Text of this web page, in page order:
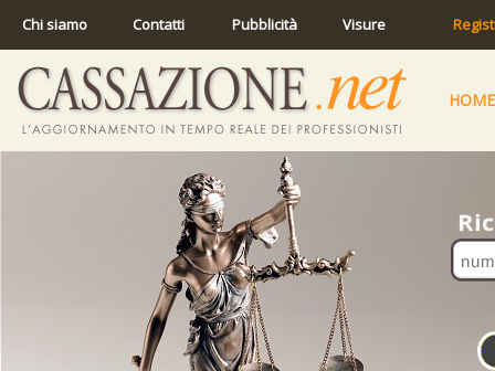
Chi siamo Contatti Pubblicità Visure
HOME